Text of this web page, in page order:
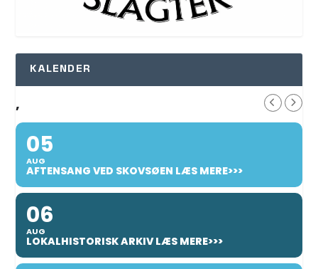
KALENDER
,
05
AUG
AFTENSANG VED SKOVSØEN LÆS MERE>>>
06
AUG
LOKALHISTORISK ARKIV LÆS MERE>>>